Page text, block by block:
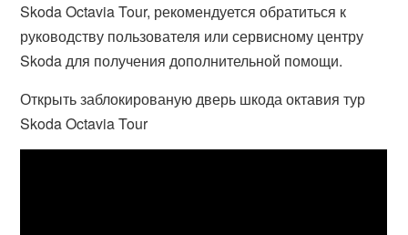
Skoda Octavia Tour, рекомендуется обратиться к
руководству пользователя или сервисному центру
Skoda для получения дополнительной помощи.
Открыть заблокированую дверь шкода октавия тур
Skoda Octavia Tour